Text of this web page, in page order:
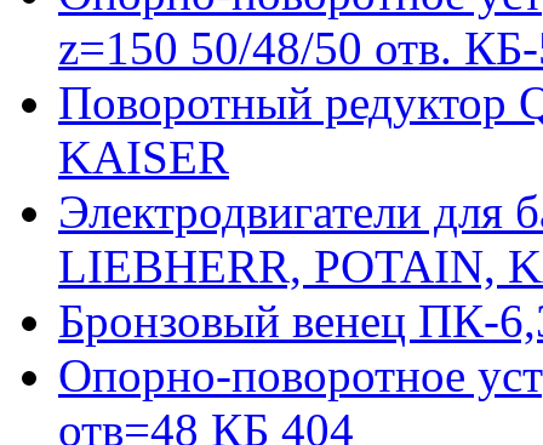
z=150 50/48/50 отв.
Поворотный редуктор
KAISER
Электродвигатели для
LIEBHERR, POTAIN,
Бронзовый венец ПК-
Опорно-поворотное
отв=48 КБ 404